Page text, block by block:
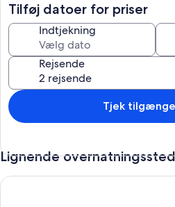
Tilføj datoer for priser
Indtjekning
Rejsende
Tjek
Lignende
Charming 1-bedroom house in